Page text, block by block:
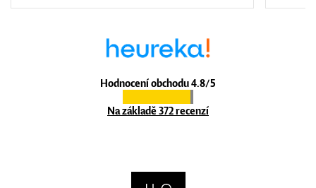
Hodnocení obchodu 4.8/5
Na základě 372 recenzí